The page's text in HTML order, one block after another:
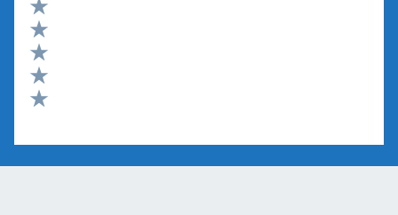
Valuta 5 stelle su 5
Valuta 4 stelle su 5
Valuta 3 stelle su 5
Valuta 2 stelle su 5